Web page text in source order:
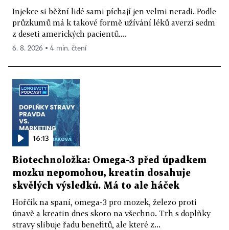
Injekce si běžní lidé sami píchají jen velmi neradi. Podle
průzkumů má k takové formě užívání léků averzi sedm
z deseti amerických pacientů....
6. 8. 2026 ▪ 4 min. čtení
16:13
Biotechnoložka: Omega-3 před úpadkem
mozku nepomohou, kreatin dosahuje
skvělých výsledků. Má to ale háček
Hořčík na spaní, omega-3 pro mozek, železo proti
únavě a kreatin dnes skoro na všechno. Trh s doplňky
stravy slibuje řadu benefitů, ale které z...